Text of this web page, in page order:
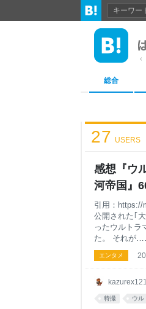
総合
感想『ウ
河帝国』
む本気の
だぜ！ 〜
27 USERS
引用：https://
公開された｢
ったウルトラ
た。 それが
だ。 このたび
「リレー･リ
銀』の魅力を
執筆された｢
次ぐ共感でし
エンタメ
特撮 ウル